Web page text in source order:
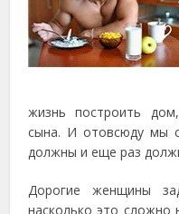
жизнь построить
сына. И отовсюду мы
должны и еще раз
Дорогие женщины
насколько это сложно